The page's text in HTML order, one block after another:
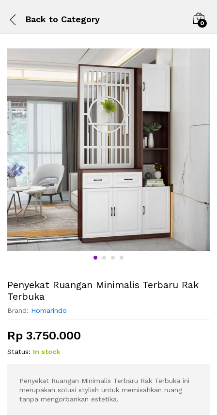
Back to Category 0
Penyekat Ruangan Minimalis Terbaru Rak
Terbuka
Brand: Homarindo
Rp 3.750.000
Status: In stock
Penyekat Ruangan Minimalis Terbaru Rak Terbuka ini
merupakan solusi stylish untuk memisahkan ruang
tanpa mengorbankan estetika.